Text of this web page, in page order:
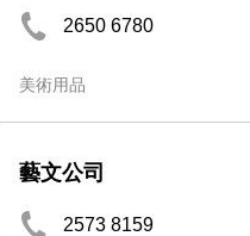
2650 6780
美術用品
藝文公司
2573 8159